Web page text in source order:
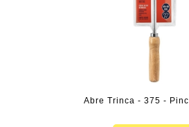
Abre Trinca - 375 -